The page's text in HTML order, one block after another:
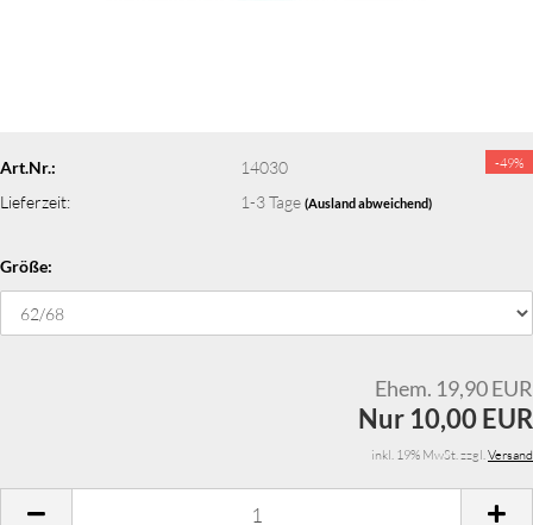
-49%
Art.Nr.:
14030
Lieferzeit:
1-3 Tage (Ausland abweichend)
Größe:
Ehem. 19,90 EUR
Nur 10,00 EUR
inkl. 19% MwSt. zzgl.Versand